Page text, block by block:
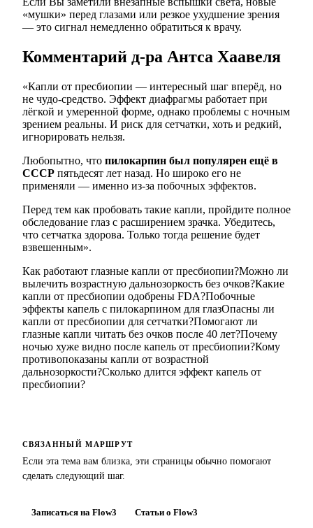
«мушки» перед глазами или резкое ухудшение зрения
— это сигнал немедленно обратиться к врачу.
Комментарий д-ра Антса Хаавеля
«Капли от пресбиопии — интересный шаг вперёд, но
не чудо-средство. Эффект диафрагмы работает при
лёгкой и умеренной форме, однако проблемы с ночным
зрением реальны. И риск для сетчатки, хоть и редкий,
игнорировать нельзя.
Любопытно, что пилокарпин был популярен ещё в
СССР пятьдесят лет назад. Но широко его не
применяли — именно из-за побочных эффектов.
Перед тем как пробовать такие капли, пройдите полное
обследование глаз с расширением зрачка. Убедитесь,
что сетчатка здорова. Только тогда решение будет
взвешенным».
Как работают глазные капли от пресбиопии?Можно ли
вылечить возрастную дальнозоркость без очков?Какие
капли от пресбиопии одобрены FDA?Побочные
эффекты капель с пилокарпином для глазОпасны ли
капли от пресбиопии для сетчатки?Помогают ли
глазные капли читать без очков после 40 лет?Почему
ночью хуже видно после капель от пресбиопии?Кому
противопоказаны капли от возрастной
дальнозоркости?Сколько длится эффект капель от
пресбиопии?
СВЯЗАННЫЙ МАРШРУТ
Если эта тема вам близка, эти страницы обычно помогают
сделать следующий шаг.
Записаться на Flow3 Статьи о Flow3